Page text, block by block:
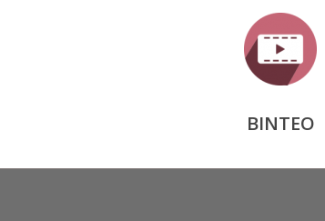
ΒΙΝΤΕΟ